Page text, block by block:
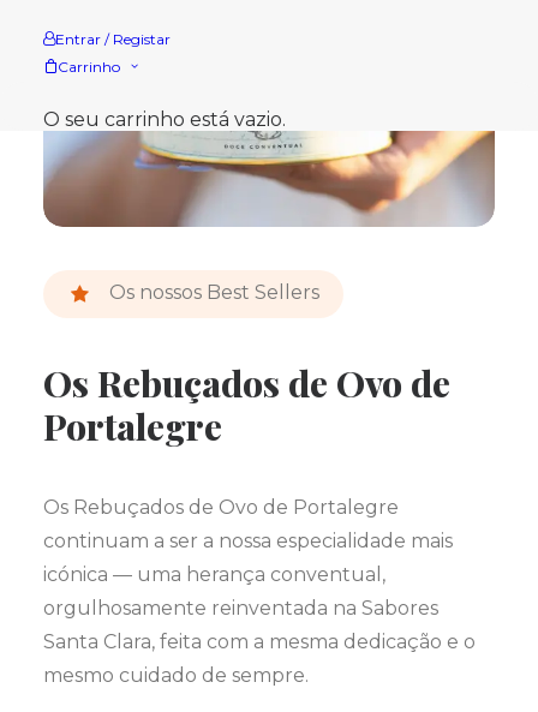
Entrar / Registar
Carrinho
O seu carrinho está vazio.
Os nossos Best Sellers
Os Rebuçados de Ovo de
Portalegre
Os Rebuçados de Ovo de Portalegre
continuam a ser a nossa especialidade mais
icónica — uma herança conventual,
orgulhosamente reinventada na Sabores
Santa Clara, feita com a mesma dedicação e o
mesmo cuidado de sempre.